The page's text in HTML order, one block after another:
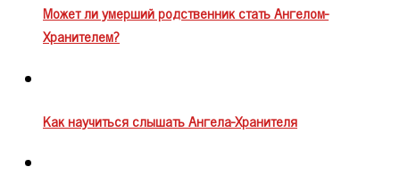
Может ли умерший родственник стать Ангелом-
Хранителем?
Как научиться слышать Ангела-Хранителя